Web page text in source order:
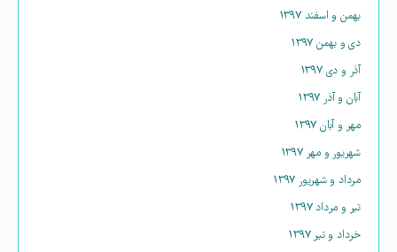
بهمن و اسفند ۱۳۹۷
دی و بهمن ۱۳۹۷
آذر و دی ۱۳۹۷
آبان و آذر ۱۳۹۷
مهر و آبان ۱۳۹۷
شهریور و مهر ۱۳۹۷
مرداد و شهریور ۱۳۹۷
تیر و مرداد ۱۳۹۷
خرداد و تیر ۱۳۹۷